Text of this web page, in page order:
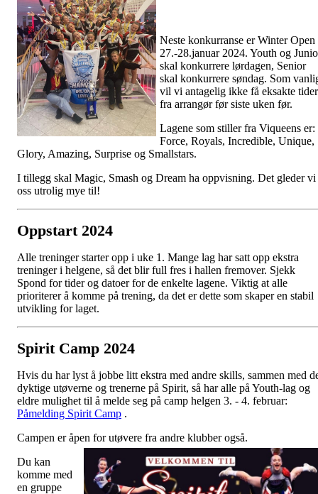
Neste konkurranse er Winter Open
27.-28.januar 2024. Youth og
skal konkurrere lørdagen, Senior
skal konkurrere søndag. Som
vil vi antagelig ikke få eksakte tider
fra arrangør før siste uken før.
Lagene som stiller fra Viqueens er:
Force, Royals, Incredible, Unique,
Glory, Amazing, Surprise og Smallstars.
I tillegg skal Magic, Smash og Dream ha oppvisning. Det gleder vi
oss utrolig mye til!
Oppstart 2024
Alle treninger starter opp i uke 1. Mange lag har satt opp ekstra
treninger i helgene, så det blir full fres i hallen fremover. Sjekk
Spond for tider og datoer for de enkelte lagene. Viktig at alle
prioriterer å komme på trening, da det er dette som skaper en stabil
utvikling for laget.
Spirit Camp 2024
Hvis du har lyst å jobbe litt ekstra med andre skills, sammen med
dyktige utøverne og trenerne på Spirit, så har alle på Youth-lag og
eldre mulighet til å melde seg på camp helgen 3. - 4. februar:
Påmelding Spirit Camp .
Campen er åpen for utøvere fra andre klubber også.
Du kan
komme med
en gruppe